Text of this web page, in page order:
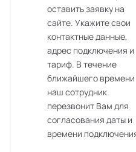
оставить заявку на
сайте. Укажите свои
контактные данные,
адрес подключения и
тариф. В течение
ближайшего времени
наш сотрудник
перезвонит Вам для
согласования даты и
времени